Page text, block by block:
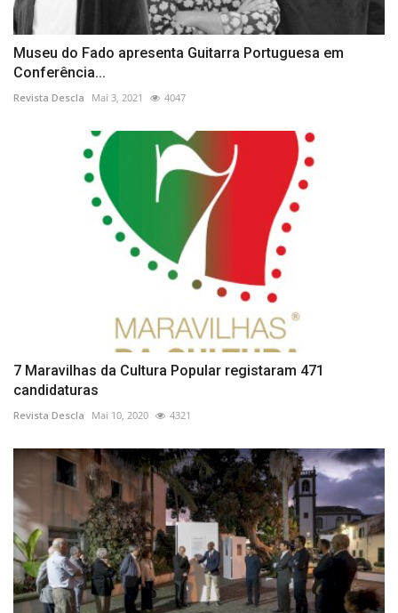
Museu do Fado apresenta Guitarra Portuguesa em
Conferência...
Revista Descla Mai 3, 2021 4047
7 Maravilhas da Cultura Popular registaram 471
candidaturas
Revista Descla Mai 10, 2020 4321